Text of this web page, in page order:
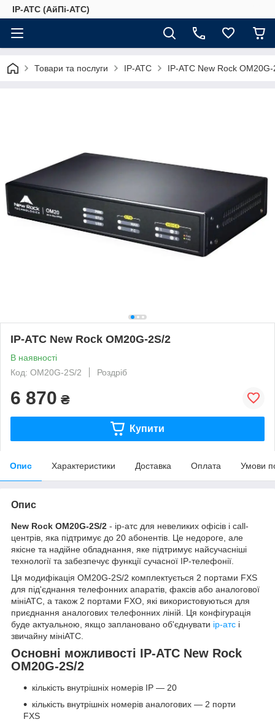
IP-АТС (АйПі-АТС)
Товари та послуги IP-АТС IP-АТС New Rock OM20G-
IP-АТС New Rock OM20G-2S/2
В наявності
Код: OM20G-2S/2
Роздріб
6 870 ₴
Купити
Опис Характеристики Доставка Оплата Умови
Опис
New Rock OM20G-2S/2 - ip-атс для невеликих офісів і call-
центрів, яка підтримує до 20 абонентів. Це недороге, але
якісне та надійне обладнання, яке підтримує найсучасніші
технології та забезпечує функції сучасної IP-телефонії.
Ця модифікація OM20G-2S/2 комплектується 2 портами FXS
для під'єднання телефонних апаратів, факсів або аналогової
мініАТС, а також 2 портами FXO, які використовуються для
приєднання аналогових телефонних ліній. Ця конфігурація
буде актуальною, якщо заплановано об'єднувати ip-атс і
звичайну мініАТС.
Основні можливості IP-АТС New Rock
OM20G-2S/2
кількість внутрішніх номерів IP — 20
кількість внутрішніх номерів аналогових — 2 порти
FXS